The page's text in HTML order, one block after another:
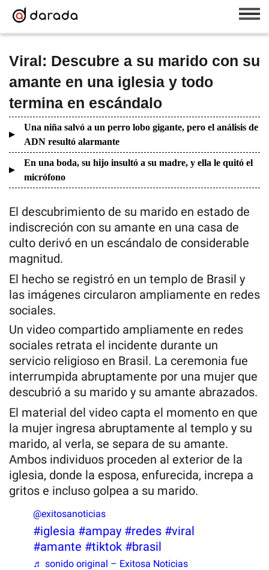
Viral: Descubre a su marido con su
amante en una iglesia y todo
termina en escándalo
Una niña salvó a un perro lobo gigante, pero el análisis de
ADN resultó alarmante
En una boda, su hijo insultó a su madre, y ella le quitó el
micrófono
El descubrimiento de su marido en estado de
indiscreción con su amante en una casa de
culto derivó en un escándalo de considerable
magnitud.
El hecho se registró en un templo de Brasil y
las imágenes circularon ampliamente en redes
sociales.
Un video compartido ampliamente en redes
sociales retrata el incidente durante un
servicio religioso en Brasil. La ceremonia fue
interrumpida abruptamente por una mujer que
descubrió a su marido y su amante abrazados.
El material del video capta el momento en que
la mujer ingresa abruptamente al templo y su
marido, al verla, se separa de su amante.
Ambos individuos proceden al exterior de la
iglesia, donde la esposa, enfurecida, increpa a
gritos e incluso golpea a su marido.
@exitosanoticias
#iglesia #ampay #redes #viral
#amante #tiktok #brasil
♬ sonido original – Exitosa Noticias